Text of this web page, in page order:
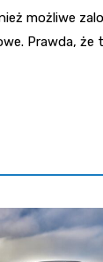
możliwe
Prawda,